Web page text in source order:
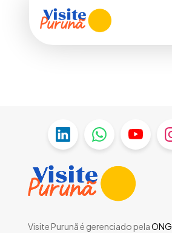
Visite Purunã é gerenciado pelaONG